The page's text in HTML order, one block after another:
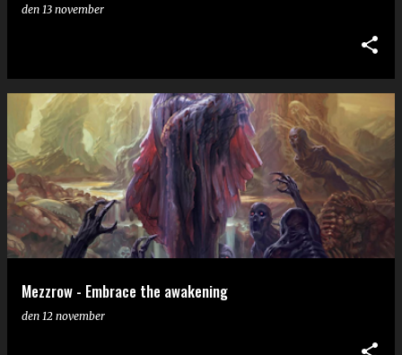
den 13 november
Mezzrow - Embrace the awakening
den 12 november